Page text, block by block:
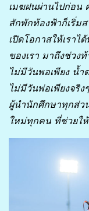
เมฆฝนผ่านไปก่อน
สักพักท้องฟ้าก็เริ่ม
เปิดโอกาสให้เราไ
ของเรา มาถึงช่วง
ไม่มีวันพอเพียง น้ำ
ไม่มีวันพ่อเพียงจริ
ผู้นำนักศึกษาทุกส่ว
ใหม่ทุกคน ที่ช่วยให้